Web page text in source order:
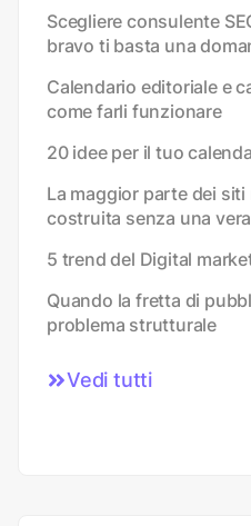
Scegliere consulente
bravo ti basta una
Calendario editoriale e
come farli funzionare
20 idee per il tuo
La maggior parte dei
costruita senza una
5 trend del Digital
Quando la fretta di
problema strutturale
Vedi tutti